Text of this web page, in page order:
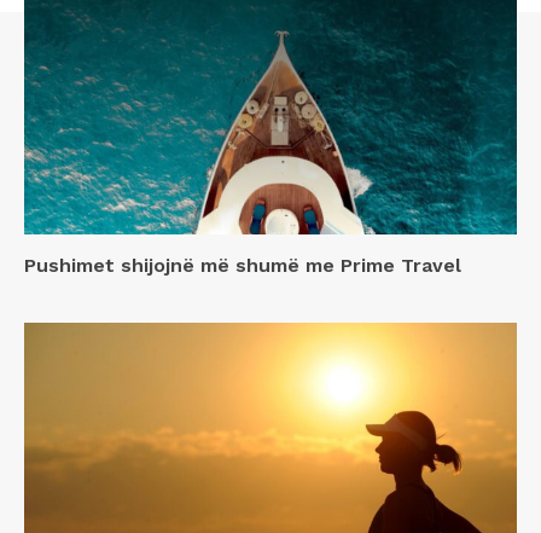
Pushimet shijojnë më shumë me Prime Travel